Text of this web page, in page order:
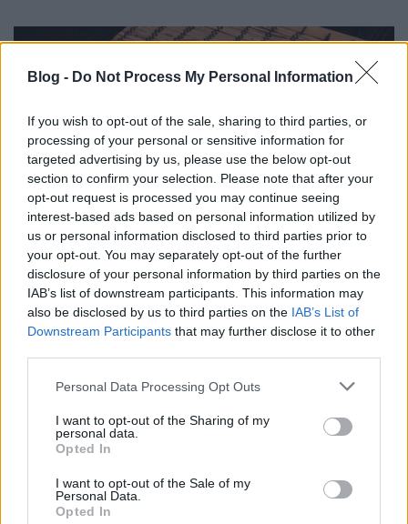
Blog - Do Not Process My Personal Information
If you wish to opt-out of the sale, sharing to third parties, or
processing of your personal or sensitive information for
targeted advertising by us, please use the below opt-out
section to confirm your selection. Please note that after your
opt-out request is processed you may continue seeing
interest-based ads based on personal information utilized by
us or personal information disclosed to third parties prior to
your opt-out. You may separately opt-out of the further
disclosure of your personal information by third parties on the
IAB’s list of downstream participants. This information may
also be disclosed by us to third parties on the IAB’s List of
Downstream Participants that may further disclose it to other
Please note that this website/app uses one or more Google
not limited to your visit or usage behaviour. You may click to
grant or deny consent to Google and its third-party tags to
use your data for below specified purposes in below Google
consent section.
Personal Data Processing Opt Outs
I want to opt-out of the Sharing of my
personal data.
Opted In
I want to opt-out of the Sale of my
Personal Data.
Opted In